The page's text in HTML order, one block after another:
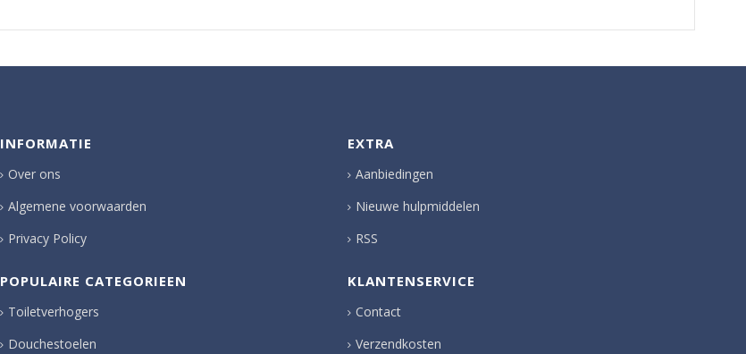
EXTRA
Aanbiedingen
Nieuwe hulpmiddelen
RSS
KLANTENSERVICE
Contact
Verzendkosten
INFORMATIE
Over ons
Algemene voorwaarden
Privacy Policy
POPULAIRE CATEGORIEEN
Toiletverhogers
Douchestoelen